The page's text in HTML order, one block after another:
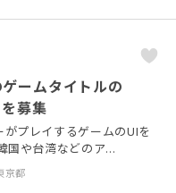
ームタイトルの
募集
プレイするゲームのUIを
なたが作る！◇◆ 韓国や台湾などのア...
京都